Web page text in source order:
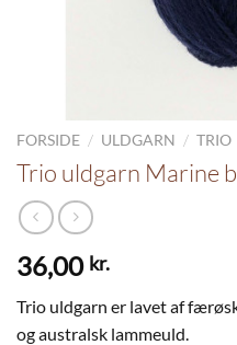
FORSIDE / ULDGARN / TRIO
Trio uldgarn Marine
36,00 kr.
Trio uldgarn er lavet af
og australsk lammeuld.